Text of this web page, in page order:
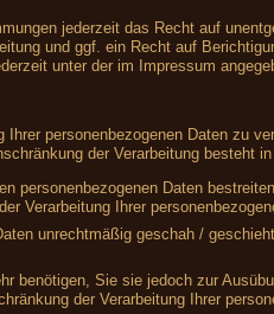
jederzeit das Recht auf
und ggf. ein Recht auf
unter der im Impressum
personenbezogenen Daten zu
der Verarbeitung besteht
personenbezogenen Daten
Verarbeitung Ihrer
unrechtmäßig geschah /
benötigen, Sie sie jedoch zur
der Verarbeitung Ihrer